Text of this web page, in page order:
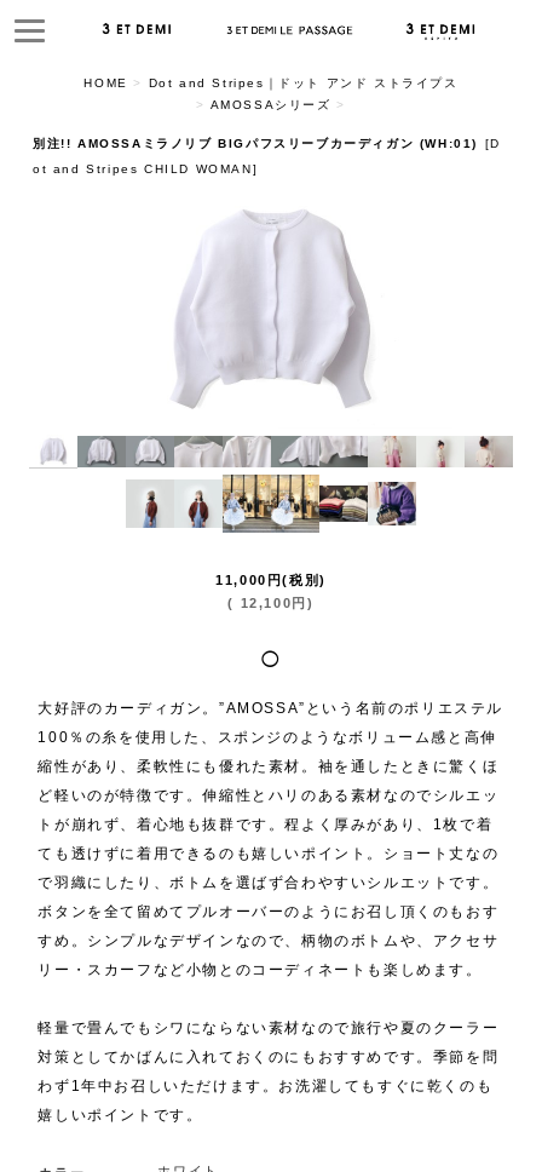
HOME >
Dot and Stripes｜ドット アンド ストライプス
>
AMOSSAシリーズ >
別注!! AMOSSAミラノリブ BIGパフスリーブカーディガン (WH:01) [D
ot and Stripes CHILD WOMAN]
11,000 円(税別)
( 12,100 円 )
◯
大好評のカーディガン。”AMOSSA”という名前のポリエステル
100％の糸を使用した、スポンジのようなボリューム感と高伸
縮性があり、柔軟性にも優れた素材。袖を通したときに驚くほ
ど軽いのが特徴です。伸縮性とハリのある素材なのでシルエッ
トが崩れず、着心地も抜群です。程よく厚みがあり、1枚で着
ても透けずに着用できるのも嬉しいポイント。ショート丈なの
で羽織にしたり、ボトムを選ばず合わやすいシルエットです。
ボタンを全て留めてプルオーバーのようにお召し頂くのもおす
すめ。シンプルなデザインなので、柄物のボトムや、アクセサ
リー・スカーフなど小物とのコーディネートも楽しめます。
軽量で畳んでもシワにならない素材なので旅行や夏のクーラー
対策としてかばんに入れておくのにもおすすめです。季節を問
わず1年中お召しいただけます。お洗濯してもすぐに乾くのも
嬉しいポイントです。